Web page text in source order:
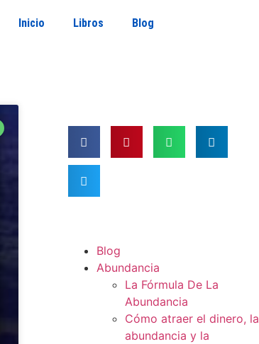
Inicio Libros Blog
Blog
Abundancia
La Fórmula De La
Abundancia
Cómo atraer el dinero, la
abundancia y la